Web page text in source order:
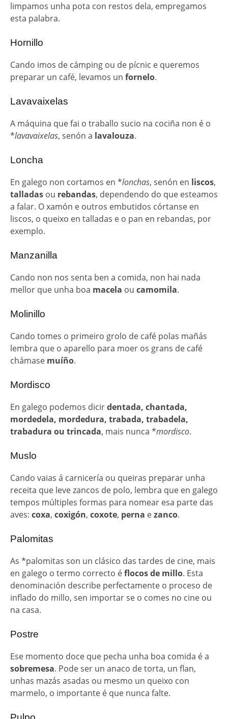
limpamos unha pota con restos dela, empregamos
esta palabra.
Hornillo
Cando imos de cámping ou de pícnic e queremos
preparar un café, levamos un fornelo.
Lavavaixelas
A máquina que fai o traballo sucio na cociña non é o
*lavavaixelas, senón a lavalouza.
Loncha
En galego non cortamos en *lonchas, senón en liscos,
talladas ou rebandas, dependendo do que esteamos
a falar. O xamón e outros embutidos córtanse en
liscos, o queixo en talladas e o pan en rebandas, por
exemplo.
Manzanilla
Cando non nos senta ben a comida, non hai nada
mellor que unha boa macela ou camomila.
Molinillo
Cando tomes o primeiro grolo de café polas mañás
lembra que o aparello para moer os grans de café
chámase muíño.
Mordisco
En galego podemos dicirdentada, chantada,
mordedela, mordedura, trabada, trabadela,
trabadura ou trincada, mais nunca *mordisco.
Muslo
Cando vaias á carnicería ou queiras preparar unha
receita que leve zancos de polo, lembra que en galego
tempos múltiples formas para nomear esa parte das
aves: coxa, coxigón, coxote, perna ezanco.
Palomitas
As *palomitas son un clásico das tardes de cine, mais
en galego o termo correcto éflocos de millo. Esta
denominación describe perfectamente o proceso de
inflado do millo, sen importar se o comes no cine ou
na casa.
Postre
Ese momento doce que pecha unha boa comida é a
sobremesa. Pode ser un anaco de torta, un flan,
unhas mazás asadas ou mesmo un queixo con
marmelo, o importante é que nunca falte.